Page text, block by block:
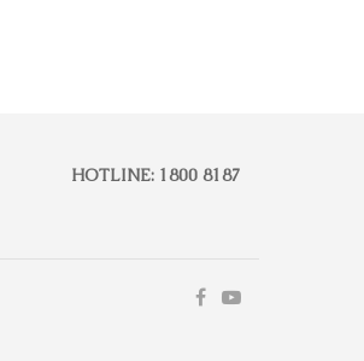
HOTLINE: 1800 8187